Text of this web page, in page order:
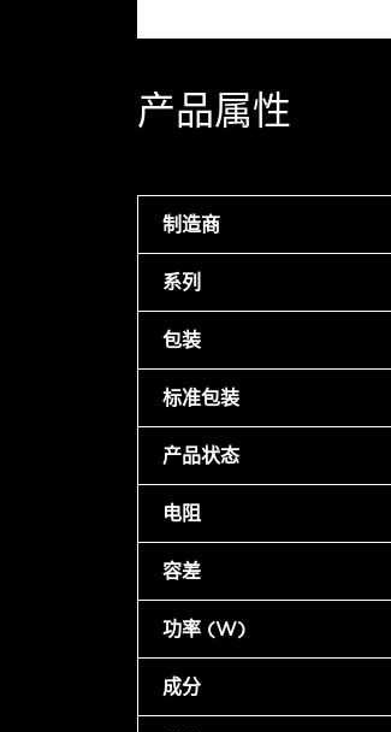
产品属性
制造商
系列
包装
标准包装
产品状态
电阻
容差
功率 (W)
成分